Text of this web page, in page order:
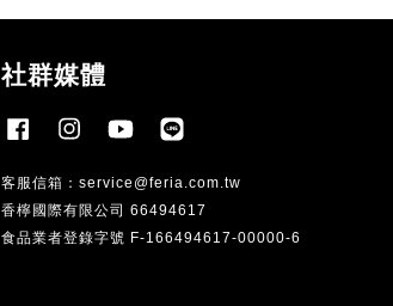
社群媒體
FacebookInstagramYouTube
客服信箱： service@feria.com.tw
香檸國際有限公司 66494617
食品業者登錄字號 F-166494617-00000-6